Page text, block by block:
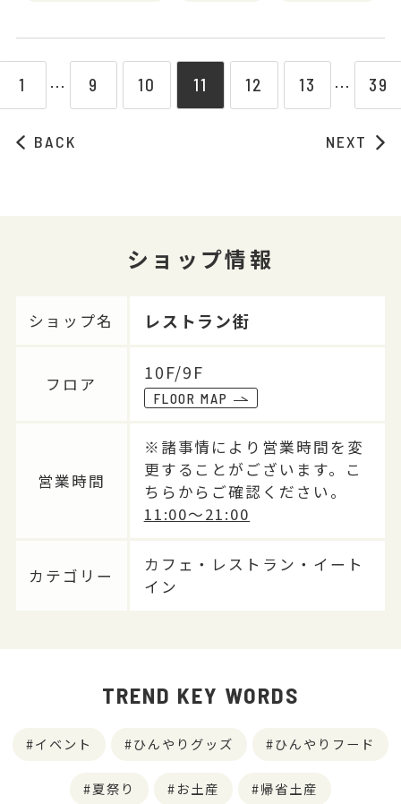
BACK
1 ⋯ 9 10 11 12 13 ⋯ 39
NEXT
ショップ情報
ショップ名 レストラン街
フロア
10F/9F
FLOOR MAP
営業時間
※諸事情により営業時間を変
更することがございます。こ
ちらからご確認ください。
11:00～21:00
カテゴリー
カフェ・レストラン・イート
イン
TREND KEY WORDS
イベント ひんやりグッズ ひんやりフード
夏祭り お土産 帰省土産